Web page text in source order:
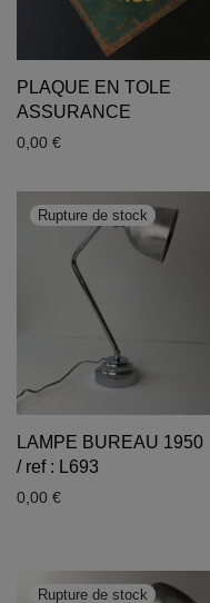
PLAQUE EN TOLE
ASSURANCE
0,00 €
LAMPE BUREAU 1950
/ ref : L693
0,00 €